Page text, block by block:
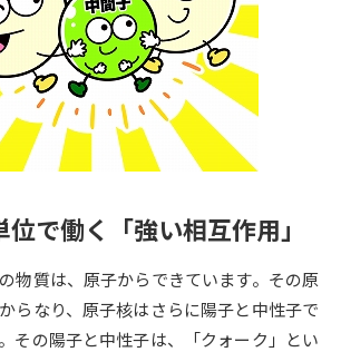
大学院の資料請求
予備校
大学入学共通テスト「受験案
内」の請求
受験上の
高等学校卒業程度認定試験
小学校教員資格認定試験
格認定
で働く「強い相互作用」
物質は、原子からできています。その原
らなり、原子核はさらに陽子と中性子で
その陽子と中性子は、「クォーク」とい